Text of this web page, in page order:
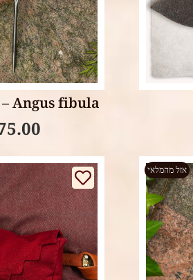
more
Angus fibula – פיבולת אנגוס
אזל מהמלאי